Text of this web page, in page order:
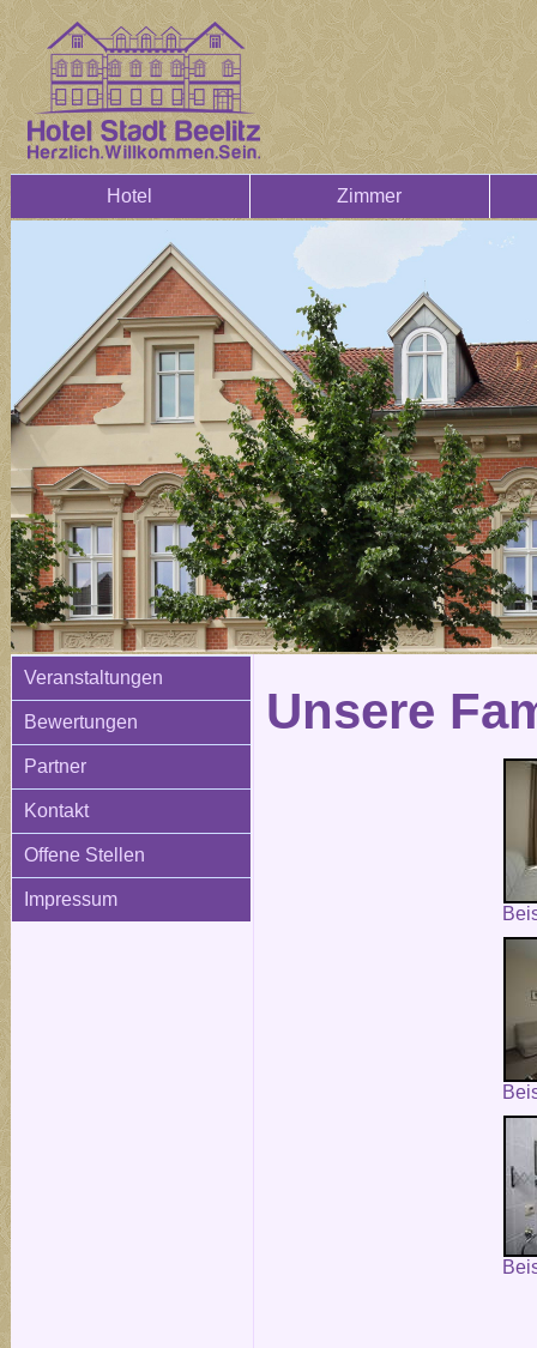
Hotel Zimmer
Veranstaltungen
Bewertungen
Partner
Kontakt
Offene Stellen
Impressum
Unsere